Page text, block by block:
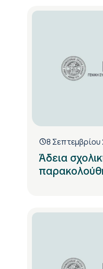
8 Σεπτεμβρίου
Άδεια